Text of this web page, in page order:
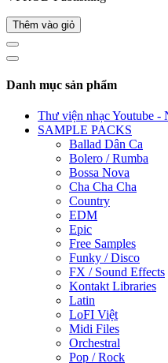
Thêm vào giỏ
Danh mục sản phẩm
Thư viện nhạc Youtube -
SAMPLE PACKS
Ballad Dân Ca
Bolero / Rumba
Bossa Nova
Cha Cha Cha
Country
EDM
Epic
Free Samples
Funky / Disco
FX / Sound Effects
Kontakt Libraries
Latin
LoFI Việt
Midi Files
Orchestral
Pop / Rock